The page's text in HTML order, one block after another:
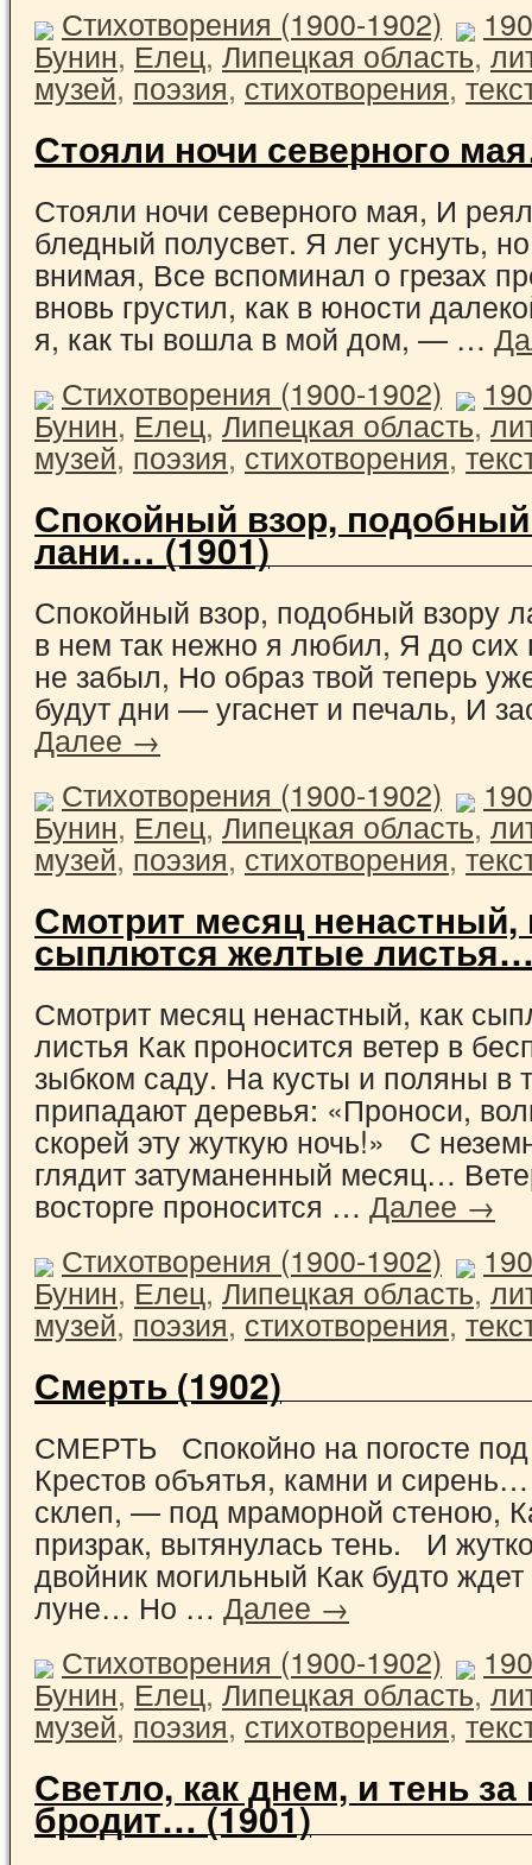
Стихотворения (1900-1902)
Бунин,Елец,Липецкая область,
музей, поэзия,стихотворения,
Стояли ночи северного
Стояли ночи северного мая, И
бледный полусвет. Я лег уснуть,
внимая, Все вспоминал о грезах
вновь грустил, как в юности
я, как ты вошла в мой дом, — …
Стихотворения (1900-1902)
Бунин,Елец,Липецкая область,
музей, поэзия,стихотворения,
Спокойный взор,
лани… (1901)
Спокойный взор, подобный взору
в нем так нежно я любил, Я до сих
не забыл, Но образ твой теперь
будут дни — угаснет и печаль, И
Далее →
Стихотворения (1900-1902)
Бунин,Елец,Липецкая область,
музей, поэзия,стихотворения,
Смотрит месяц ненастный,
сыплются желтые
Смотрит месяц ненастный, как
листья Как проносится ветер в
зыбком саду. На кусты и поляны в
припадают деревья: «Проноси,
скорей эту жуткую ночь!» С
глядит затуманенный месяц…
восторге проносится … Далее →
Стихотворения (1900-1902)
Бунин,Елец,Липецкая область,
музей, поэзия,стихотворения,
Смерть (1902)
СМЕРТЬ Спокойно на погосте
Крестов объятья, камни и
склеп, — под мраморной стеною,
призрак, вытянулась тень. И
двойник могильный Как будто ждет
луне… Но … Далее →
Стихотворения (1900-1902)
Бунин,Елец,Липецкая область,
музей, поэзия,стихотворения,
Светло, как днем, и тень
бродит… (1901)